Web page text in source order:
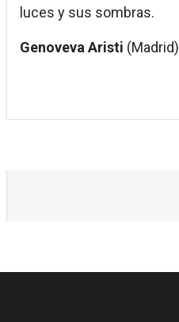
luces y sus sombras.
Genoveva Aristi (Madrid)